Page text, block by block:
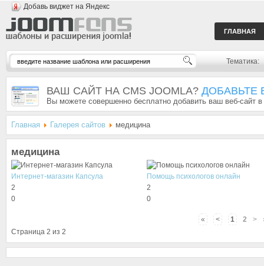
Добавь виджет на Яндекс
ГЛАВНАЯ
Тематика:
ВАШ САЙТ НА CMS JOOMLA? ДОБАВЬТЕ
Вы можете совершенно бесплатно добавить ваш веб-сайт
Главная Галерея сайтов медицина
медицина
Интернет-магазин Капсула
2
0
Помощь психологов онлайн
2
0
« < 1 2 >
Страница 2 из 2